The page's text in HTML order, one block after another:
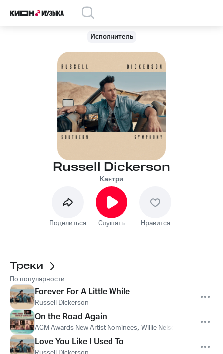
Исполнитель
Russell Dickerson
Кантри
Поделиться Слушать Нравится
Треки
По популярности
Forever For A Little While
Russell Dickerson
On the Road Again
ACM Awards New Artist Nominees, Willie Nelson
Love You Like I Used To